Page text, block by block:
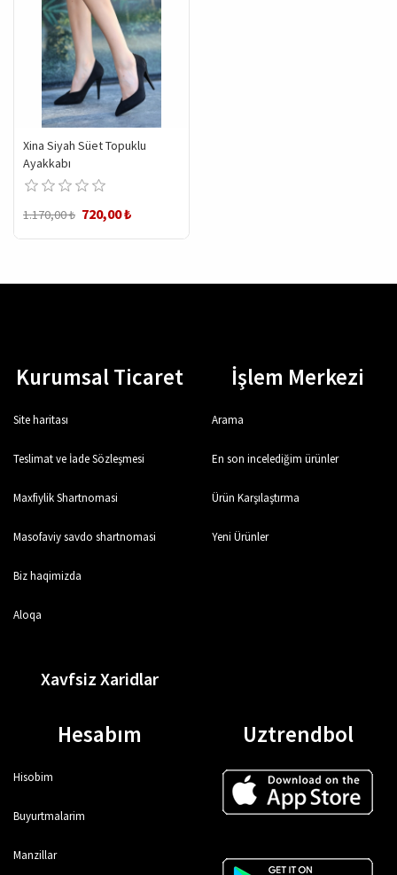
Xina Siyah Süet Topuklu
Ayakkabı
1.170,00 ₺ 720,00 ₺
Kurumsal Ticaret
Site haritası
Teslimat ve İade Sözleşmesi
Maxfiylik Shartnomasi
Masofaviy savdo shartnomasi
Biz haqimizda
Aloqa
Xavfsiz Xaridlar
İşlem Merkezi
Arama
En son incelediğim ürünler
Ürün Karşılaştırma
Yeni Ürünler
Hesabım
Hisobim
Buyurtmalarim
Manzillar
Uztrendbol